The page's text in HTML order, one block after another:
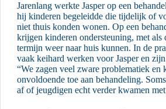
Jarenlang werkte Jasper op een
hij kinderen begeleidde die tijdelijk of
niet thuis konden wonen. Op een
krijgen kinderen ondersteuning, met als
termijn weer naar huis kunnen. In de
vaak keihard werken voor Jasper en zijn
“We zagen veel zware problematiek en
onvoldoende toe aan behandeling.
af of jeugdigen echt verder kwamen